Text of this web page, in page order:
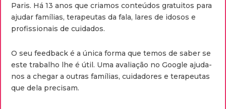
Paris. Há 13 anos que criamos conteúdos gratuitos para
ajudar famílias, terapeutas da fala, lares de idosos e
profissionais de cuidados.
O seu feedback é a única forma que temos de saber se
este trabalho lhe é útil. Uma avaliação no Google ajuda-
nos a chegar a outras famílias, cuidadores e terapeutas
que dela precisam.